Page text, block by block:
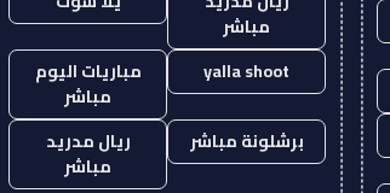
مباشر
yalla shoot
مباريات اليوم
مباشر
برشلونة مباشر
ريال مدريد
مباشر